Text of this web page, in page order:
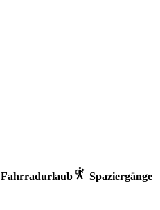
Fahrradurlaub Spaziergänge